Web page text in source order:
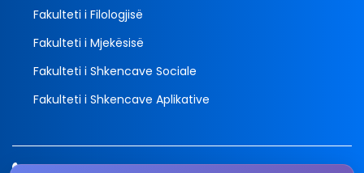
Fakulteti i Filologjisë
Fakulteti i Mjekësisë
Fakulteti i Shkencave Sociale
Fakulteti i Shkencave Aplikative